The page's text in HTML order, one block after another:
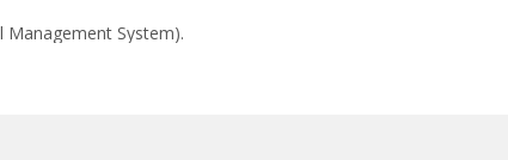
Management System).